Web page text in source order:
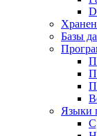
Базы
Языки